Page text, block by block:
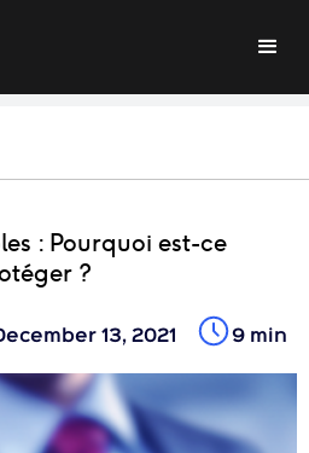
: Pourquoi est-ce
?
13, 2021 9 min